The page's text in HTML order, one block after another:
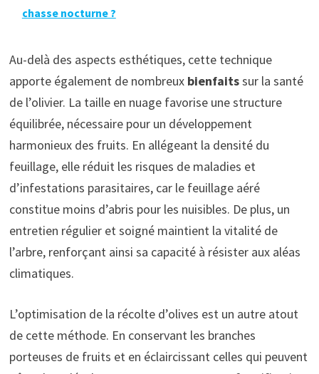
chasse nocturne ?
Au-delà des aspects esthétiques, cette technique
apporte également de nombreux bienfaitssur la santé
de l’olivier. La taille en nuage favorise une structure
équilibrée, nécessaire pour un développement
harmonieux des fruits. En allégeant la densité du
feuillage, elle réduit les risques de maladies et
d’infestations parasitaires, car le feuillage aéré
constitue moins d’abris pour les nuisibles. De plus, un
entretien régulier et soigné maintient la vitalité de
l’arbre, renforçant ainsi sa capacité à résister aux aléas
climatiques.
L’optimisation de la récolte d’olives est un autre atout
de cette méthode. En conservant les branches
porteuses de fruits et en éclaircissant celles qui peuvent